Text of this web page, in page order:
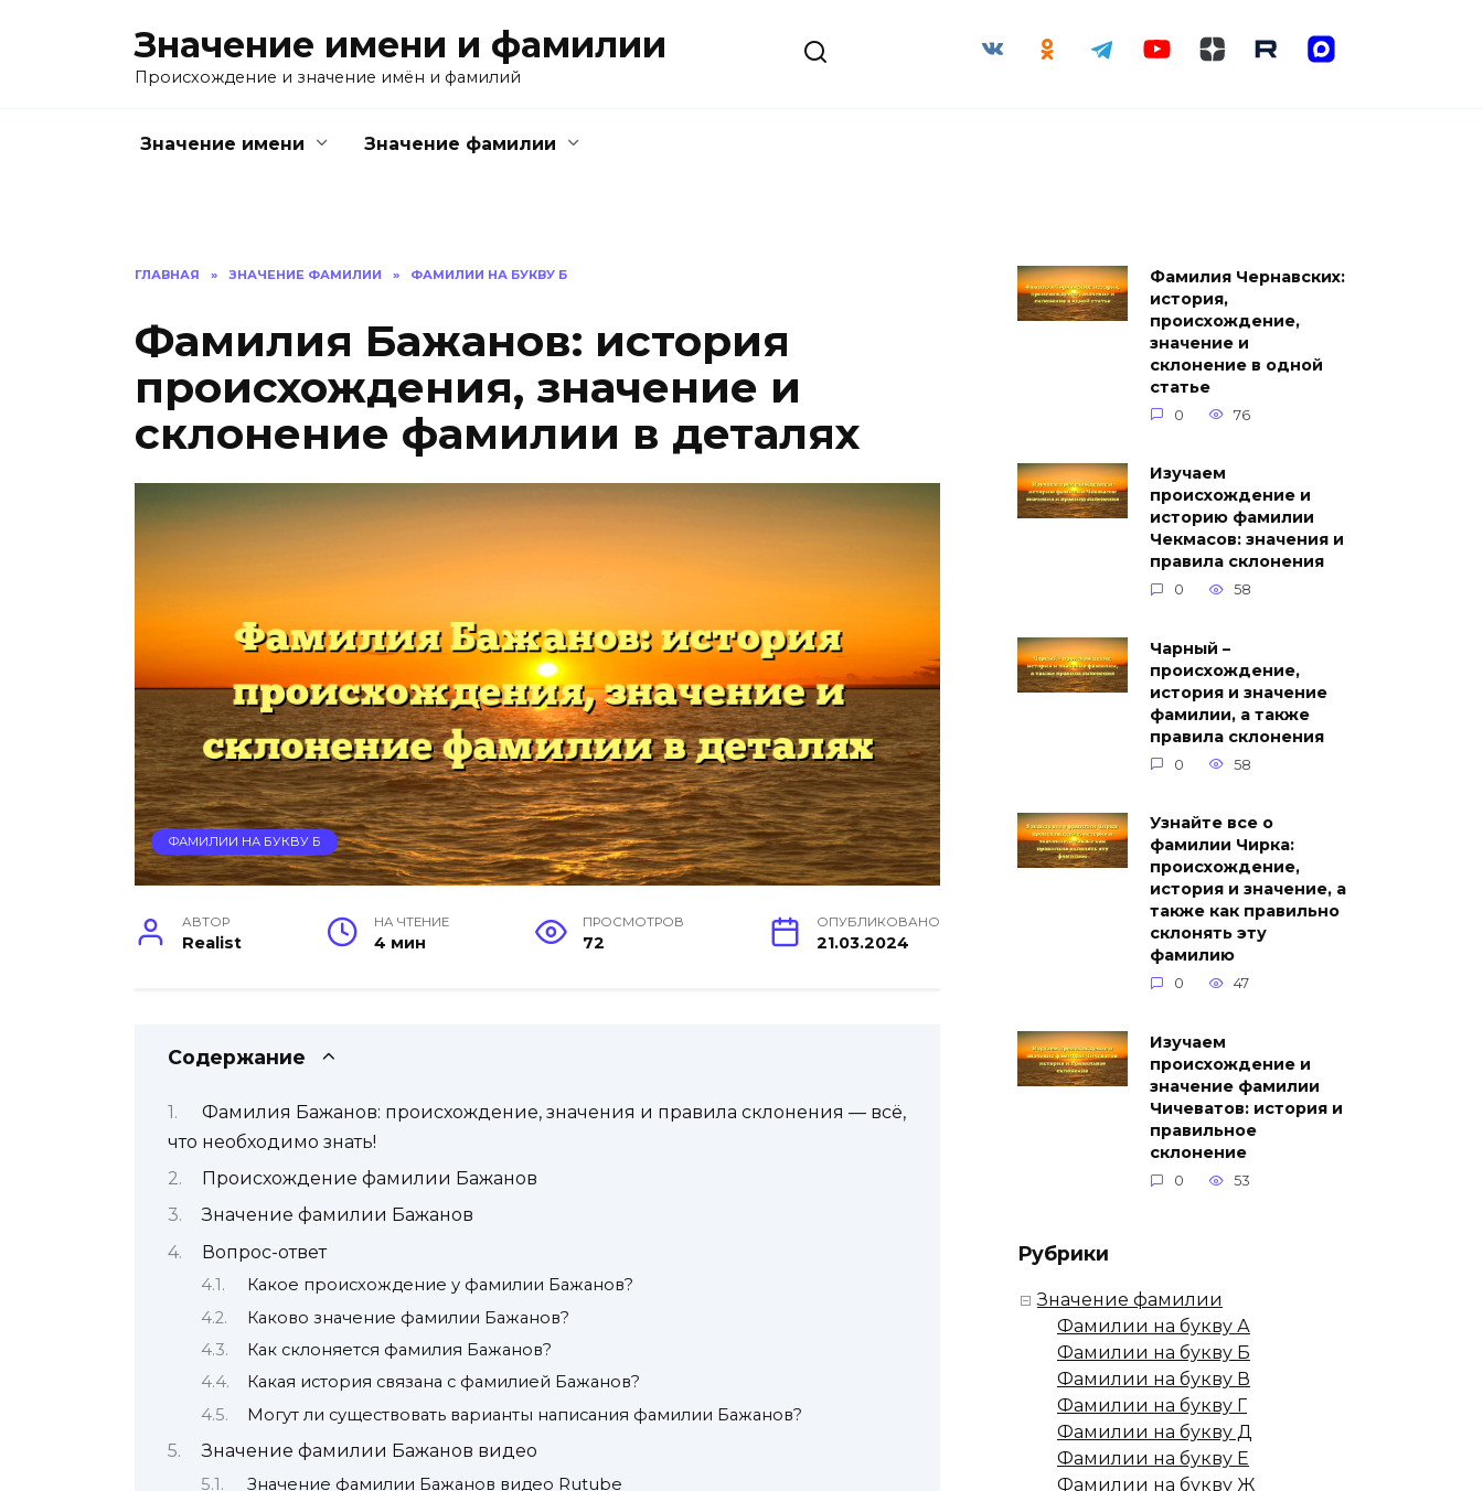
Значение имени и фамилии
Происхождение и значение имён и фамилий
Значение имени Значение фамилии
ГЛАВНАЯ » ЗНАЧЕНИЕ ФАМИЛИИ » ФАМИЛИИ НА БУКВУ Б
Фамилия Бажанов: история
происхождения, значение и
склонение фамилии в деталях
ФАМИЛИИ НА БУКВУ Б
АВТОР
Realist
НА ЧТЕНИЕ
4 мин
ПРОСМОТРОВ
72
ОПУБЛИКОВАНО
21.03.2024
Содержание
Фамилия Бажанов: происхождение, значения и правила склонения — всё,
что необходимо знать!
Происхождение фамилии Бажанов
Значение фамилии Бажанов
Вопрос-ответ
Какое происхождение у фамилии Бажанов?
Каково значение фамилии Бажанов?
Как склоняется фамилия Бажанов?
Какая история связана с фамилией Бажанов?
Могут ли существовать варианты написания фамилии Бажанов?
Значение фамилии Бажанов видео
Значение фамилии Бажанов видео Rutube
Фамилия Чернавских:
история,
происхождение,
значение и
склонение в одной
статье
0 76
Изучаем
происхождение и
историю фамилии
Чекмасов: значения и
правила склонения
0 58
Чарный –
происхождение,
история и значение
фамилии, а также
правила склонения
0 58
Узнайте все о
фамилии Чирка:
происхождение,
история и значение, а
также как правильно
склонять эту
фамилию
0 47
Изучаем
происхождение и
значение фамилии
Чичеватов: история и
правильное
склонение
0 53
Рубрики
Значение фамилии
Фамилии на букву А
Фамилии на букву Б
Фамилии на букву В
Фамилии на букву Г
Фамилии на букву Д
Фамилии на букву Е
Фамилии на букву Ж